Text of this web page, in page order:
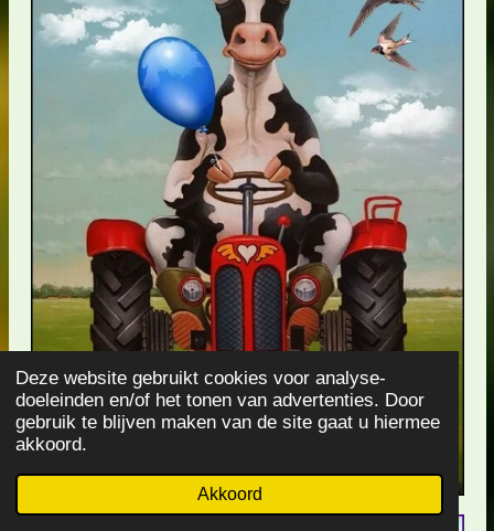
Deze website gebruikt cookies voor analyse-
doeleinden en/of het tonen van advertenties. Door
gebruik te blijven maken van de site gaat u hiermee
akkoord.
Akkoord